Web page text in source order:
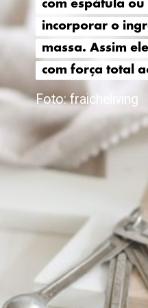
com espátula
incorporar o
massa. Assim
com força total
com espátula
incorporar o
massa. Assim
com força total
Foto: fraicheliving